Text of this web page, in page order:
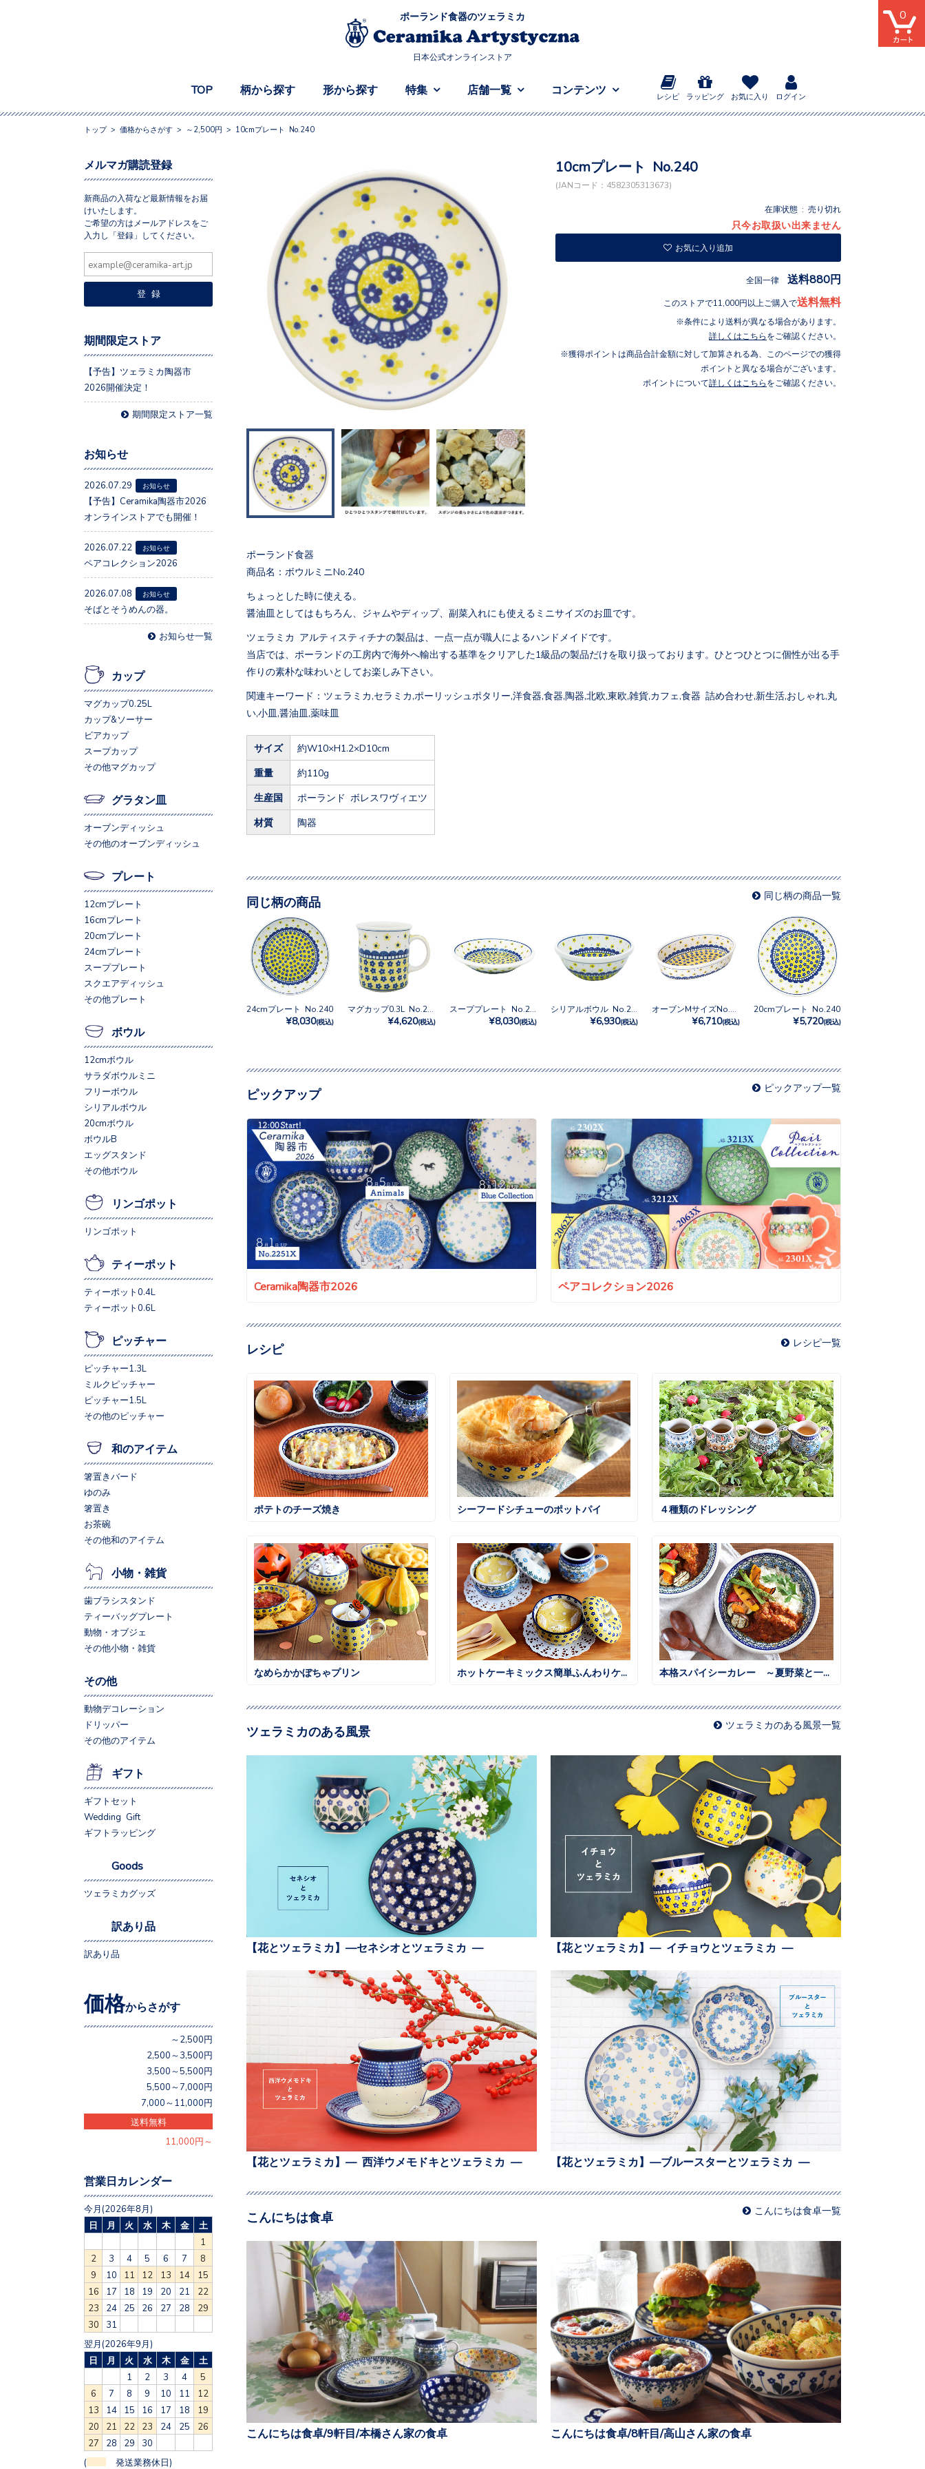
ポーランド食器のツェラミカ
日本公式オンラインストア
TOP 柄から探す 形から探す 特集 店舗一覧 コンテンツ
レシピ ラッピング お気に入り ログイン
0
トップ> 価格からさがす > ～2,500円 > 10cmプレート No.240
10cmプレート No.240
(JANコード：4582305313673)
在庫状態 : 売り切れ
只今お取扱い出来ません
お気に入り追加
全国一律 送料880円
このストアで11,000円以上ご購入で送料無料
条件により送料が異なる場合があります。
詳しくはこちら をご確認ください。
獲得ポイントは商品合計金額に対して加算される為、このページでの獲得
ポイントと異なる場合がございます。
ポイントについて詳しくはこちら をご確認ください。
ポーランド食器
商品名：ボウルミニNo.240
ちょっとした時に使える。
醤油皿としてはもちろん、ジャムやディップ、副菜入れにも使えるミニサイズのお皿です。
ツェラミカ アルティスティチナの製品は、一点一点が職人によるハンドメイドです。
当店では、ポーランドの工房内で海外へ輸出する基準をクリアした1級品の製品だけを取り扱っております。ひとつひとつに個性が出る手
作りの素朴な味わいとしてお楽しみ下さい。
関連キーワード：ツェラミカ,セラミカ,ポーリッシュポタリー,洋食器,食器,陶器,北欧,東欧,雑貨,カフェ,食器 詰め合わせ,新生活,おしゃれ,丸
い,小皿,醤油皿,薬味皿
サイズ 約W10×H1.2×D10cm
重量 約110g
生産国 ポーランド ボレスワヴィエツ
材質 陶器
同じ柄の商品 同じ柄の商品一覧
24cmプレート No.240
¥8,030(税込) ¥4,620(税込) ¥8,030(税込) ¥6,930(税込) ¥6,710(税込)
20cmプレート No.240
¥5,720(税込)
ピックアップ ピックアップ一覧
Ceramika陶器市2026 ペアコレクション2026
レシピ レシピ一覧
ポテトのチーズ焼き シーフードシチューのポットパイ ４種類のドレッシング
なめらかかぼちゃプリン ホットケーキミックス簡単ふんわりケーキ 本格スパイシーカレー ～夏野菜と一緒に～
ツェラミカのある風景 ツェラミカのある風景一覧
【花とツェラミカ】—セネシオとツェラミカ — 【花とツェラミカ】— イチョウとツェラミカ —
【花とツェラミカ】— 西洋ウメモドキとツェラミカ — 【花とツェラミカ】—ブルースターとツェラミカ —
こんにちは食卓 こんにちは食卓一覧
こんにちは食卓/9軒目/本橋さん家の食卓 こんにちは食卓/8軒目/高山さん家の食卓
メルマガ購読登録
新商品の入荷など最新情報をお届
けいたします。
ご希望の方はメールアドレスをご
入力し「登録」してください。
期間限定ストア
【予告】ツェラミカ陶器市
2026開催決定！
期間限定ストア一覧
お知らせ
2026.07.29 お知らせ
【予告】Ceramika陶器市2026
オンラインストアでも開催！
2026.07.22 お知らせ
ペアコレクション2026
2026.07.08 お知らせ
そばとそうめんの器。
お知らせ一覧
カップ
マグカップ0.25L
カップ&ソーサー
ビアカップ
スープカップ
その他マグカップ
グラタン皿
オーブンディッシュ
その他のオーブンディッシュ
プレート
12cmプレート
16cmプレート
20cmプレート
24cmプレート
スーププレート
スクエアディッシュ
その他プレート
ボウル
12cmボウル
サラダボウルミニ
フリーボウル
シリアルボウル
20cmボウル
ボウルB
エッグスタンド
その他ボウル
リンゴポット
リンゴポット
ティーポット
ティーポット0.4L
ティーポット0.6L
ピッチャー
ピッチャー1.3L
ミルクピッチャー
ピッチャー1.5L
その他のピッチャー
和のアイテム
箸置きバード
ゆのみ
箸置き
お茶碗
その他和のアイテム
小物・雑貨
歯ブラシスタンド
ティーバッグプレート
動物・オブジェ
その他小物・雑貨
その他
動物デコレーション
ドリッパー
その他のアイテム
ギフト
ギフトセット
Wedding Gift
ギフトラッピング
Goods
ツェラミカグッズ
訳あり品
訳あり品
価格からさがす
～2,500円
2,500～3,500円
3,500～5,500円
5,500～7,000円
7,000～11,000円
送料無料
11,000円～
営業日カレンダー
今月(2026年8月)
日
月 火 水 木 金
土
1
2
3 4 5 6 7
8
9
10 11 12 13 14
15
16
17 18 19 20 21
22
23
24 25 26 27 28
29
30
31
翌月(2026年9月)
日
月 火 水 木 金
土
1
2 3 4
5
6
7 8 9 10 11
12
13
14 15 16 17 18
19
20
21 22 23 24 25
26
27
28 29 30
( 発送業務休日)